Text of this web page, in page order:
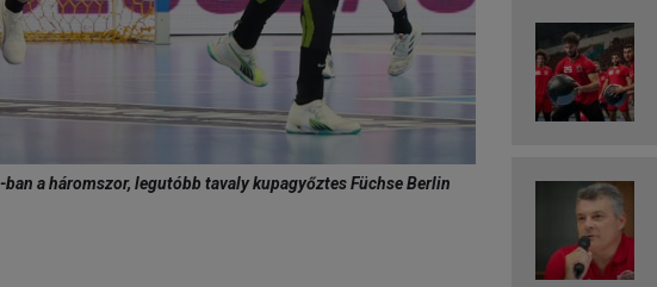
a háromszor, legutóbb tavaly kupagyőztes Füchse Berlin